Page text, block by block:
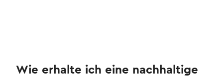
Wie erhalte ich eine nachhaltige